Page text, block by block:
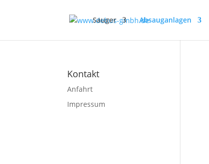
Sauger Absauganlagen
Kontakt
Anfahrt
Impressum